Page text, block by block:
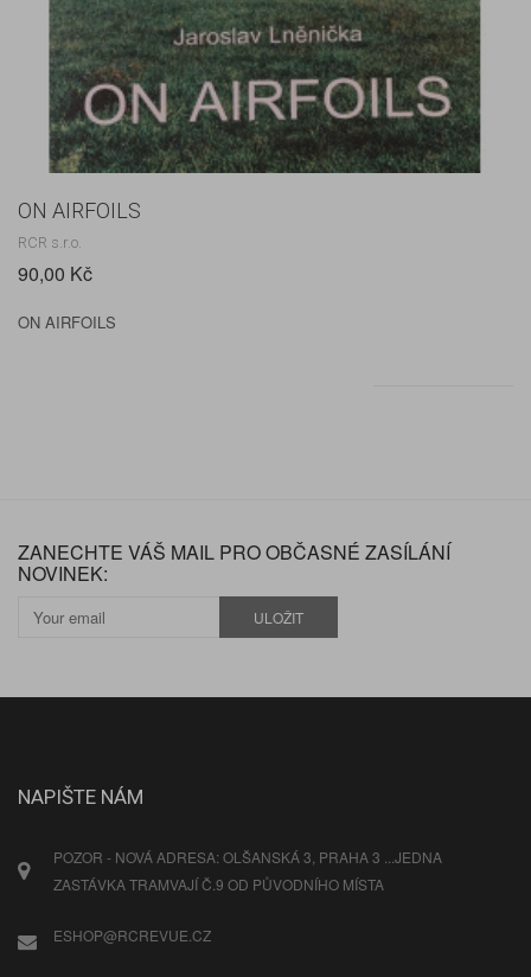
ON AIRFOILS
RCR s.r.o.
90,00 Kč
ON AIRFOILS
ZANECHTE VÁŠ MAIL PRO OBČASNÉ ZASÍLÁNÍ
NOVINEK:
ULOŽIT
NAPIŠTE NÁM
POZOR - NOVÁ ADRESA: OLŠANSKÁ 3, PRAHA 3 ...JEDNA
ZASTÁVKA TRAMVAJÍ Č.9 OD PŮVODNÍHO MÍSTA
ESHOP@RCREVUE.CZ